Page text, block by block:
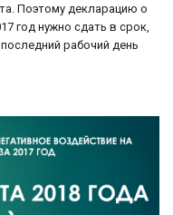
Поэтому декларацию о
год нужно сдать в срок,
рабочий день